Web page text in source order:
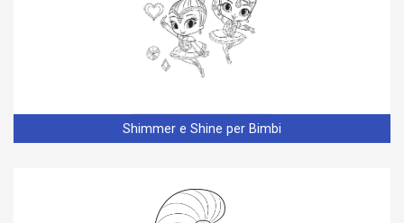
Shimmer e Shine per Bimbi